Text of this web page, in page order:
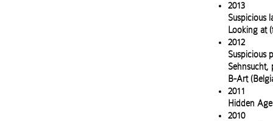
2013
Suspicious
Looking at
2012
Suspicious
Sehnsucht,
B-Art
2011
Hidden
2010